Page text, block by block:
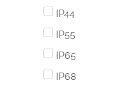
IP44
IP55
IP65
IP68